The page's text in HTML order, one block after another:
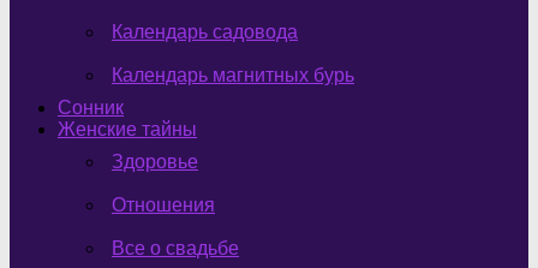
Календарь садовода
Календарь магнитных бурь
Сонник
Женские тайны
Здоровье
Отношения
Все о свадьбе